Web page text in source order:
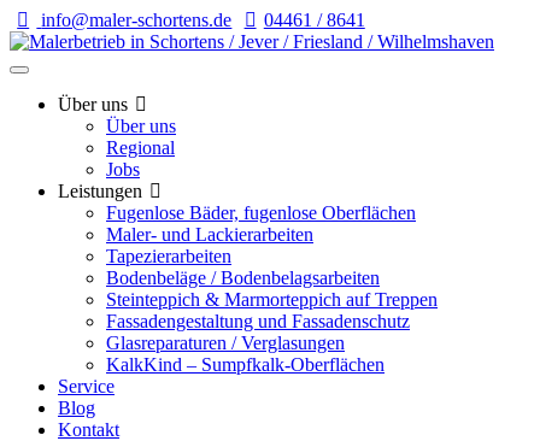
info@maler-schortens.de 04461 / 8641
Über uns
Über uns
Regional
Jobs
Leistungen
Fugenlose Bäder, fugenlose Oberflächen
Maler- und Lackierarbeiten
Tapezierarbeiten
Bodenbeläge / Bodenbelagsarbeiten
Steinteppich & Marmorteppich auf Treppen
Fassadengestaltung und Fassadenschutz
Glasreparaturen / Verglasungen
KalkKind – Sumpfkalk-Oberflächen
Service
Blog
Kontakt